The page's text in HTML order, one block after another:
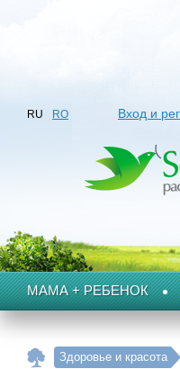
RU RO Вход и
МАМА + РЕБЕНОК
Здоровье и красота